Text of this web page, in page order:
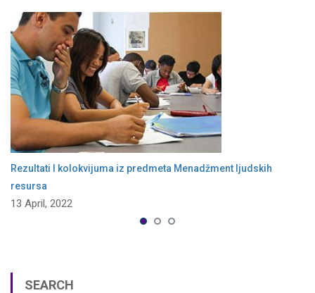
Rezultati I kolokvijuma iz predmeta Menadžment ljudskih
resursa
13 April, 2022
SEARCH